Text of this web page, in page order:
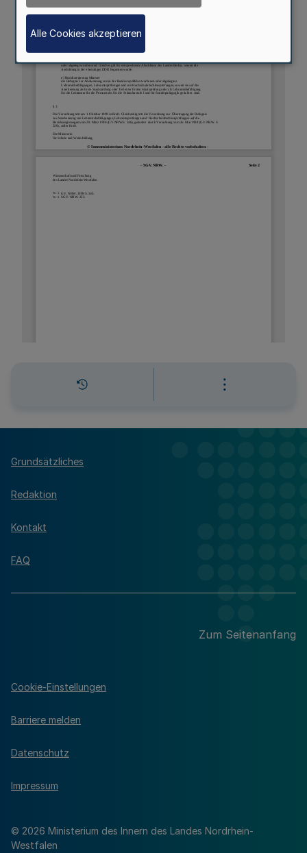
Grundsätzliches
Redaktion
Kontakt
FAQ
Zum Seitenanfang
© 2026 Ministerium des Innern des Landes Nordrhein-
Westfalen
Cookie-Einstellungen
Barriere melden
Datenschutz
Impressum
Alle Cookies akzeptieren